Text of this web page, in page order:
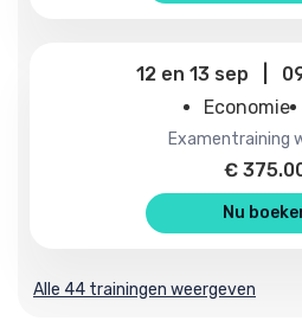
12 en 13 sep
Economie
examentraining
€
Nu
Alle 44 trainingen weergeven